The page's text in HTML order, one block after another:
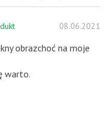
08.06.2021
obrazchoć na moje
warto.